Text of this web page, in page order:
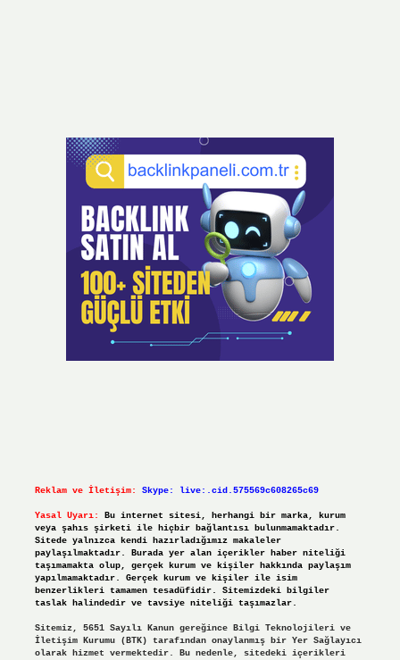
Reklam ve İletişim: Skype: live:.cid.575569c608265c69
Yasal Uyarı:
Bu internet sitesi, herhangi bir marka, kurum
veya şahıs şirketi ile hiçbir bağlantısı bulunmamaktadır.
Sitede yalnızca kendi hazırladığımız makaleler
paylaşılmaktadır. Burada yer alan içerikler haber niteliği
taşımamakta olup, gerçek kurum ve kişiler hakkında paylaşım
yapılmamaktadır. Gerçek kurum ve kişiler ile isim
benzerlikleri tamamen tesadüfidir. Sitemizdeki bilgiler
taslak halindedir ve tavsiye niteliği taşımazlar.
Sitemiz, 5651 Sayılı Kanun gereğince Bilgi Teknolojileri ve
İletişim Kurumu (BTK) tarafından onaylanmış bir Yer Sağlayıcı
olarak hizmet vermektedir. Bu nedenle, sitedeki içerikleri